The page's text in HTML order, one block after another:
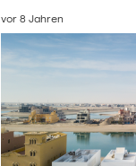
vor 8 Jahren